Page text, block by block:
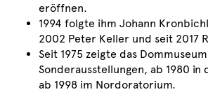
eröffnen.
1994 folgte ihm Johann
2002 Peter Keller und seit 2017
Seit 1975 zeigte das Dommuseum
Sonderausstellungen, ab 1980 in
ab 1998 im Nordoratorium.